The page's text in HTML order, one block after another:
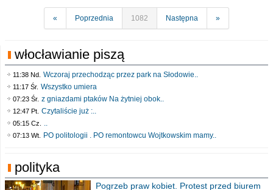
« Poprzednia 1082 Następna »
włocławianie piszą
11:38 Nd. Wczoraj przechodząc przez park na Słodowie..
11:17 Śr. Wszystko umiera
07:23 Śr. z gniazdami ptaków Na żytniej obok..
12:47 Pt. Czytaliście już :..
05:15 Cz. ..
07:13 Wt. PO politologii . PO remontowcu Wojtkowskim mamy..
polityka
Pogrzeb praw kobiet. Protest przed biurem